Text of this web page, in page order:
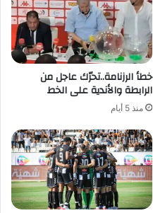
خطأ الرزنامة..تحرّك عاجل من
الرابطة والأندية على الخط
منذ 5 أيام